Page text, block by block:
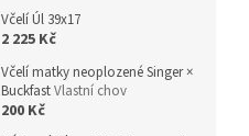
Včelí Úl 39x17
2 225 Kč
Včelí matky neoplozené Singer ×
BuckfastVlastní chov
200 Kč